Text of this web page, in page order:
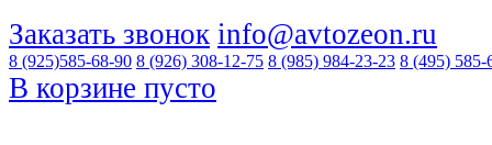
Заказать звонок info@avtozeon.ru
8 (925)585-68-90 8 (926) 308-12-75 8 (985) 984-23-23 8 (495) 585-
В корзине пусто